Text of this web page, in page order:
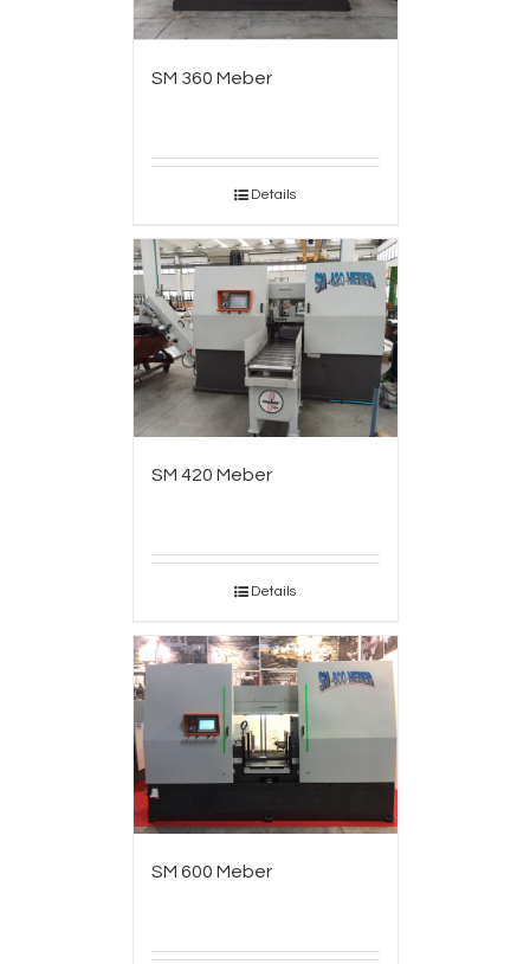
SM 360 Meber
Details
SM 420 Meber
Details
SM 600 Meber